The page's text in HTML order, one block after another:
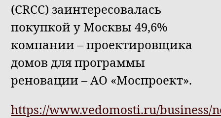
(CRCC) заинтересовалась
покупкой у Москвы 49,6%
компании – проектировщика
домов для программы
реновации – АО «Моспроект».
https://www.vedomosti.ru/business/